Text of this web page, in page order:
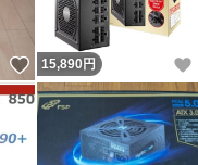
いいね！
15,890 円